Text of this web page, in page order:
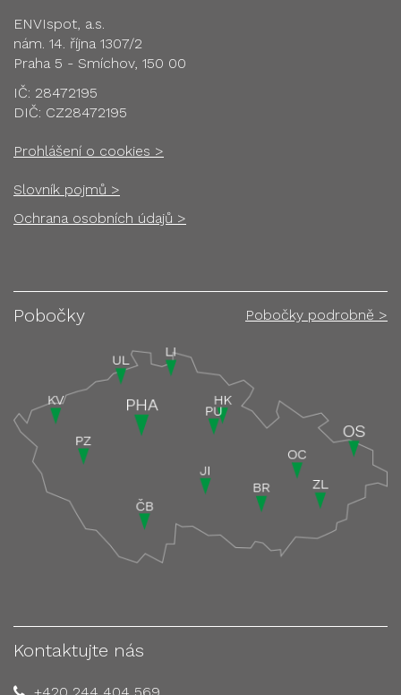
ENVIspot, a.s.
nám. 14. října 1307/2
Praha 5 - Smíchov, 150 00
IČ: 28472195
DIČ: CZ28472195
Prohlášení o cookies >
Slovník pojmů >
Ochrana osobních údajů >
Pobočky Pobočky podrobně >
Kontaktujte nás